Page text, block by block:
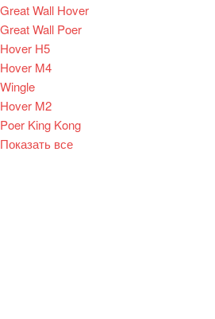
Great Wall Hover
Great Wall Poer
Hover H5
Hover M4
Wingle
Hover M2
Poer King Kong
Показать все